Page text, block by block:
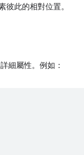
此的相對位置。
細屬性。例如：